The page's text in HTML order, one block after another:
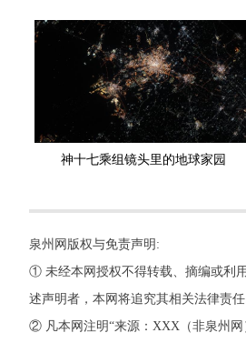
神十七乘组镜头里的地球家园
泉州网版权与免责声明:
① 未经本网授权不得转载、摘编或利
述声明者，本网将追究其相关法律责
② 凡本网注明“来源：XXX（非泉州网